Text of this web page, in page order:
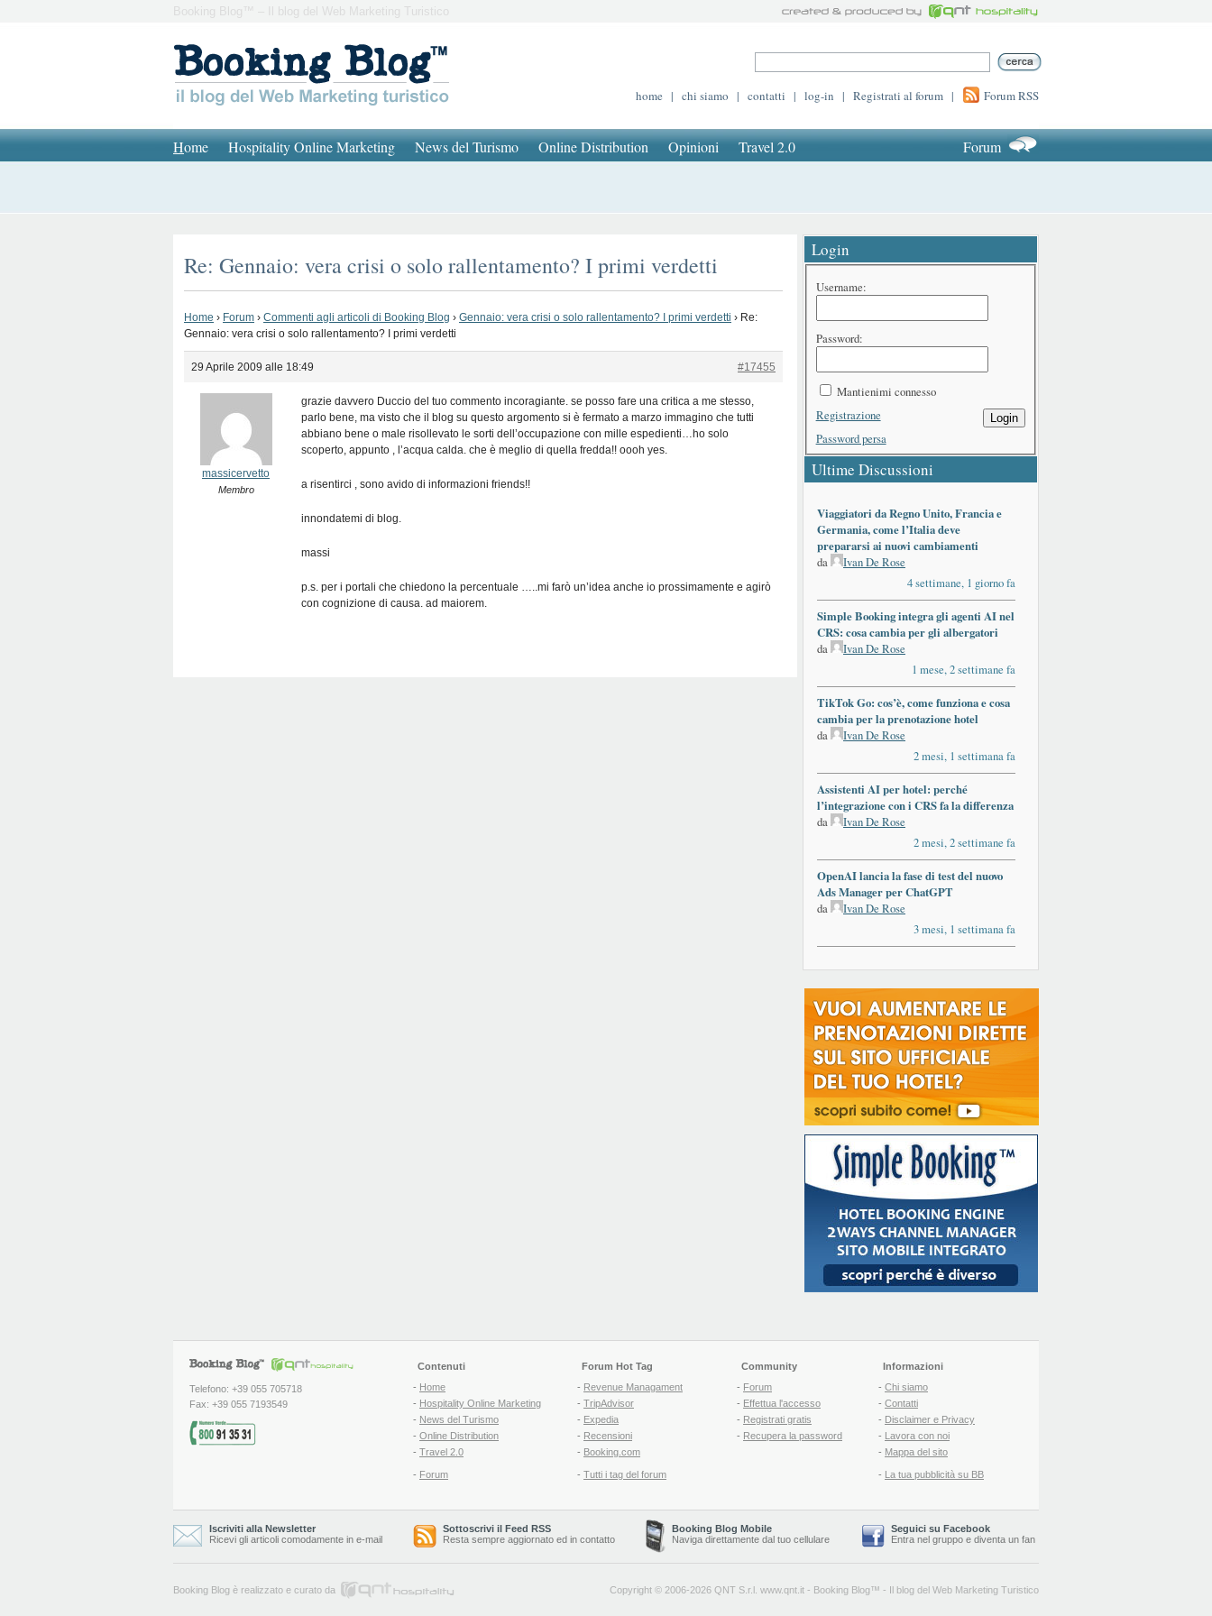
Booking Blog™ – Il blog del Web Marketing Turistico
home | chi siamo | contatti | log-in | Registrati al forum | Forum RSS
Home Hospitality Online Marketing News del Turismo Online Distribution Opinioni Travel 2.0 Forum
Re: Gennaio: vera crisi o solo rallentamento? I primi verdetti
Home › Forum › Commenti agli articoli di Booking Blog › Gennaio: vera crisi o solo rallentamento? I primi verdetti › Re:
Gennaio: vera crisi o solo rallentamento? I primi verdetti
29 Aprile 2009 alle 18:49 #17455
massicervetto
Membro
grazie davvero Duccio del tuo commento incoragiante. se posso fare una critica a me stesso,
parlo bene, ma visto che il blog su questo argomento si è fermato a marzo immagino che tutti
abbiano bene o male risollevato le sorti dell’occupazione con mille espedienti…ho solo
scoperto, appunto , l’acqua calda. che è meglio di quella fredda!! oooh yes.
a risentirci , sono avido di informazioni friends!!
innondatemi di blog.
massi
p.s. per i portali che chiedono la percentuale …..mi farò un’idea anche io prossimamente e agirò
con cognizione di causa. ad maiorem.
Login
Username:
Password:
Mantienimi connesso
Login
Registrazione
Password persa
Ultime Discussioni
Viaggiatori da Regno Unito, Francia e
Germania, come l’Italia deve
prepararsi ai nuovi cambiamenti
da
Ivan De Rose
4 settimane, 1 giorno fa
Simple Booking integra gli agenti AI nel
CRS: cosa cambia per gli albergatori
da
Ivan De Rose
1 mese, 2 settimane fa
TikTok Go: cos’è, come funziona e cosa
cambia per la prenotazione hotel
da
Ivan De Rose
2 mesi, 1 settimana fa
Assistenti AI per hotel: perché
l’integrazione con i CRS fa la differenza
da
Ivan De Rose
2 mesi, 2 settimane fa
OpenAI lancia la fase di test del nuovo
Ads Manager per ChatGPT
da
Ivan De Rose
3 mesi, 1 settimana fa
Telefono: +39 055 705718
Fax: +39 055 7193549
Contenuti
- Home
- Hospitality Online Marketing
- News del Turismo
- Online Distribution
- Travel 2.0
- Forum
Forum Hot Tag
- Revenue Managament
- TripAdvisor
- Expedia
- Recensioni
- Booking.com
- Tutti i tag del forum
Community
- Forum
- Effettua l'accesso
- Registrati gratis
- Recupera la password
Informazioni
- Chi siamo
- Contatti
- Disclaimer e Privacy
- Lavora con noi
- Mappa del sito
- La tua pubblicità su BB
Iscriviti alla Newsletter
Ricevi gli articoli comodamente in e-mail
Sottoscrivi il Feed RSS
Resta sempre aggiornato ed in contatto
Booking Blog Mobile
Naviga direttamente dal tuo cellulare
Seguici su Facebook
Entra nel gruppo e diventa un fan
Booking Blog è realizzato e curato da Copyright © 2006-2026 QNT S.r.l. www.qnt.it - Booking Blog™ - Il blog del Web Marketing Turistico